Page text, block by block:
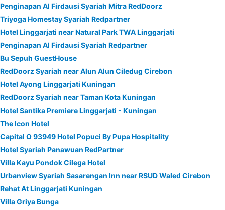
Penginapan Al Firdausi Syariah Mitra RedDoorz
Triyoga Homestay Syariah Redpartner
Hotel Linggarjati near Natural Park TWA Linggarjati
Penginapan Al Firdausi Syariah Redpartner
Bu Sepuh GuestHouse
RedDoorz Syariah near Alun Alun Ciledug Cirebon
Hotel Ayong Linggarjati Kuningan
RedDoorz Syariah near Taman Kota Kuningan
Hotel Santika Premiere Linggarjati - Kuningan
The Icon Hotel
Capital O 93949 Hotel Popuci By Pupa Hospitality
Hotel Syariah Panawuan RedPartner
Villa Kayu Pondok Cilega Hotel
Urbanview Syariah Sasarengan Inn near RSUD Waled Cirebon
Rehat At Linggarjati Kuningan
Villa Griya Bunga